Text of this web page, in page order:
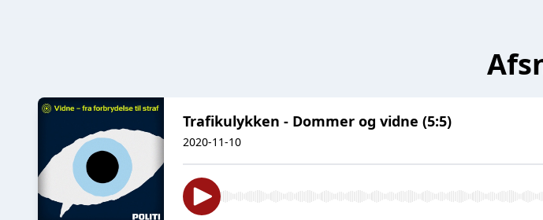
Trafikulykken - Dommer og vidne (5:5)
2020-11-10